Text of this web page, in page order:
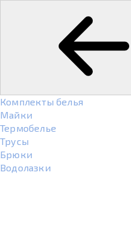
Комплекты белья
Майки
Термобелье
Трусы
Брюки
Водолазки